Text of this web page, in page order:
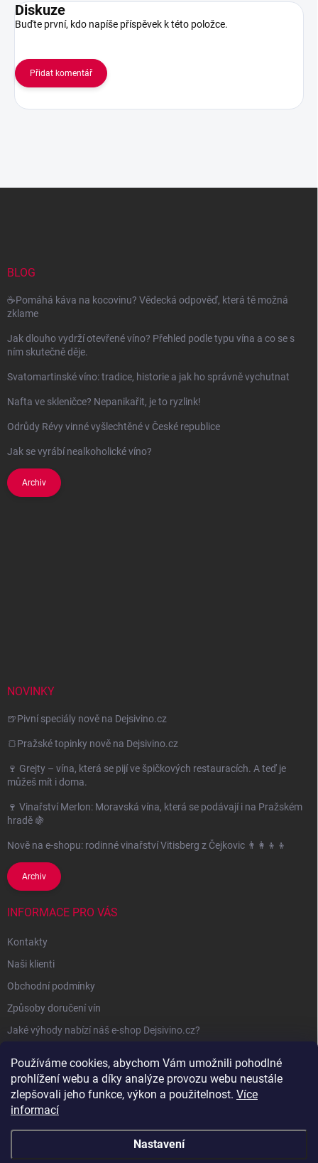
Používáme cookies, abychom Vám umožnili pohodlné
prohlížení webu a díky analýze provozu webu neustále
zlepšovali jeho funkce, výkon a použitelnost. Více
informací
Nastavení
Diskuze
Buďte první, kdo napíše příspěvek k této položce.
Přidat komentář
BLOG
☕Pomáhá káva na kocovinu? Vědecká odpověď, která tě možná
zklame
Jak dlouho vydrží otevřené víno? Přehled podle typu vína a co se s
ním skutečně děje.
Svatomartinské víno: tradice, historie a jak ho správně vychutnat
Nafta ve skleničce? Nepanikařit, je to ryzlink!
Odrůdy Révy vinné vyšlechtěné v České republice
Jak se vyrábí nealkoholické víno?
Archiv
NOVINKY
🍺Pivní speciály nově na Dejsivino.cz
🍞Pražské topinky nově na Dejsivino.cz
🍷 Grejty – vína, která se pijí ve špičkových restauracích. A teď je
můžeš mít i doma.
🍷 Vinařství Merlon: Moravská vína, která se podávají i na Pražském
hradě 🍇
Nově na e-shopu: rodinné vinařství Vitisberg z Čejkovic 👨‍👩‍👦‍👦
Archiv
INFORMACE PRO VÁS
Kontakty
Naši klienti
Obchodní podmínky
Způsoby doručení vín
Jaké výhody nabízí náš e-shop Dejsivino.cz?